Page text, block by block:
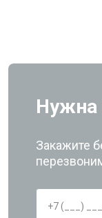
Нужна
Закажите